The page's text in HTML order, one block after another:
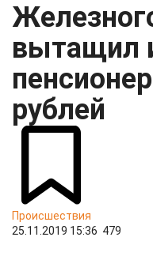
вытащил
рублей
Происшествия
25.11.2019 15:36 479